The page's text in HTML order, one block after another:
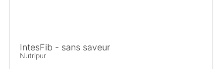
IntesFib - sans saveur
Nutripur